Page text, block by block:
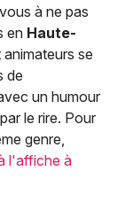
à ne pas
en Haute-
se
de
un humour
le rire. Pour
genre,
l'affiche à